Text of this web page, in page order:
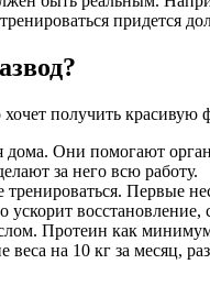
придется
получить
Они помогают
за него всю работу.
Первые
Протеин как
на 10 кг за месяц,